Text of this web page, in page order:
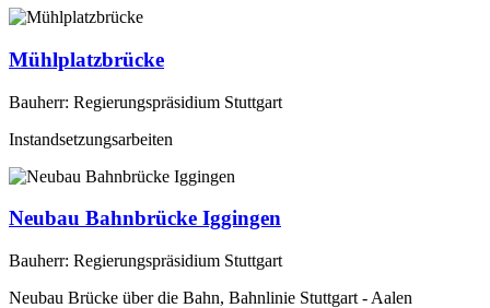
Mühlplatzbrücke
Bauherr: Regierungspräsidium Stuttgart
Instandsetzungsarbeiten
Neubau Bahnbrücke Iggingen
Bauherr: Regierungspräsidium Stuttgart
Neubau Brücke über die Bahn, Bahnlinie Stuttgart - Aalen